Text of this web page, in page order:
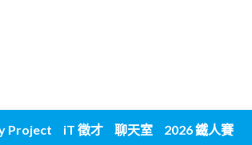
Project iT 徵才 聊天室 2026 鐵人賽